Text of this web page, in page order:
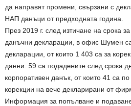
да направят промени, свързани с
НАП данъци от предходната година.
През 2019 г. след изтичане на срока
данъчни декларации, в офис Шумен
декларации, от които 1 403 са за
данни. 59 са подадените след срока
корпоративен данък, от които 41 са
корекции на вече декларирани от
Информация за попълване и